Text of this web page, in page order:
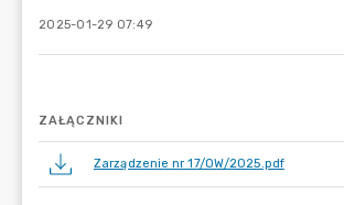
2025-01-29 07:49
ZAŁĄCZNIKI
Zarządzenie nr 17/OW/2025.pdf